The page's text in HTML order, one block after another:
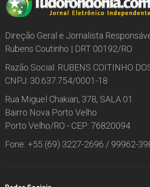
Direção Geral e Jornalista
Rubens Coutinho | DRT 00192/RO
Razão Social: RUBENS COITINHO
CNPJ: 30.637.754/0001-18
Rua Miguel Chakian, 378, SALA 01
Bairro Nova Porto Velho
Porto Velho/RO - CEP: 76820094
Fone: +55 (69) 3227-2696 / 99962-